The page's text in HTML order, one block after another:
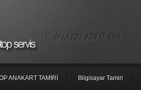
0 (312) 424 0 450
ANAKART TAMİRİ Bilgisayar Tamiri